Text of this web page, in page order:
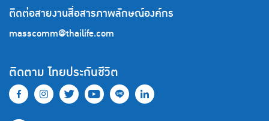
ติดต่อสายงานสื่อสารภาพลักษณ์องค์กร
masscomm@thailife.com
ติดตาม ไทยประกันชีวิต